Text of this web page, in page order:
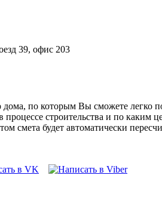
39, офис 203
по которым Вы сможете легко
строительства и по
смета будет автоматически